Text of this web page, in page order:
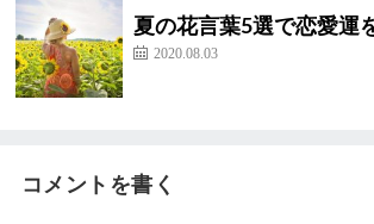
夏の花言葉5選で恋愛運
2020.08.03
コメントを書く